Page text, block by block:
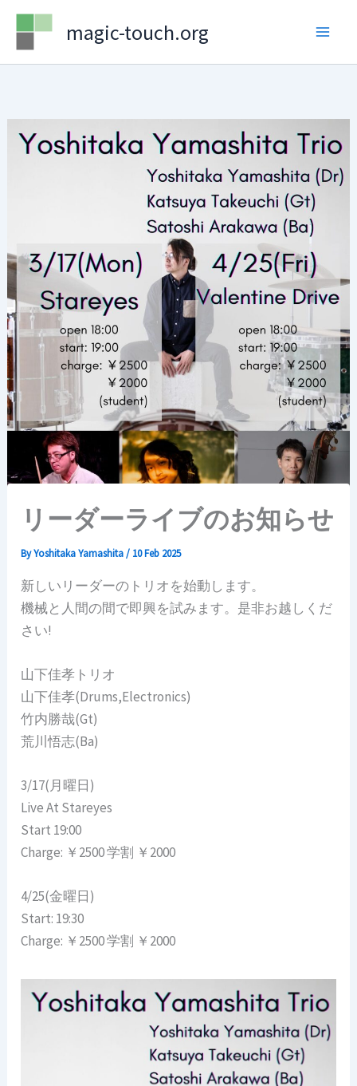
Skip
content
magic-touch.org
リーダーライブのお知らせ
ByYoshitaka Yamashita/ 10 Feb 2025
新しいリーダーのトリオを始動します。
機械と人間の間で即興を試みます。是非お越しくだ
さい!
山下佳孝トリオ
山下佳孝(Drums,Electronics)
竹内勝哉(Gt)
荒川悟志(Ba)
3/17(月曜日)
Live At Stareyes
Start 19:00
Charge: ￥2500 学割 ￥2000
4/25(金曜日)
Start: 19:30
Charge: ￥2500 学割 ￥2000